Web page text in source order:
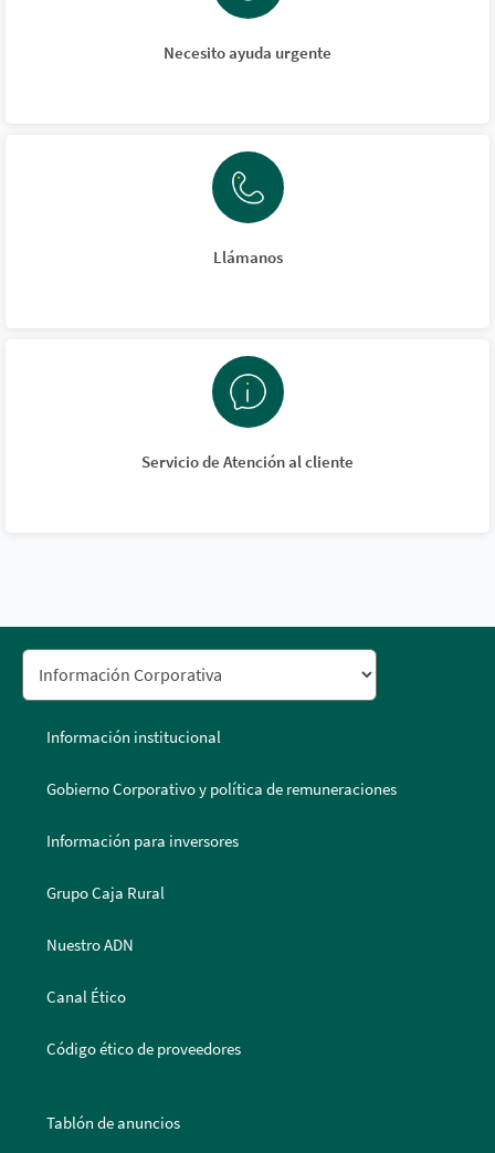
Necesito ayuda urgente
Llámanos
Servicio de Atención al cliente
Información institucional
Gobierno Corporativo y política de remuneraciones
Información para inversores
Grupo Caja Rural
Nuestro ADN
Canal Ético
Código ético de proveedores
Tablón de anuncios